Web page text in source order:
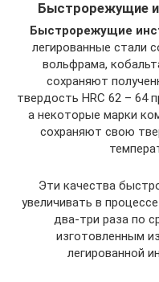
Быстрорежущие
Быстрорежущие
легированные стали
вольфрама,
сохраняют
твердость HRС 62 – 64
а некоторые марки
сохраняют свою
Эти качества
увеличивать в
два-три раза по
изготовленным
легированной